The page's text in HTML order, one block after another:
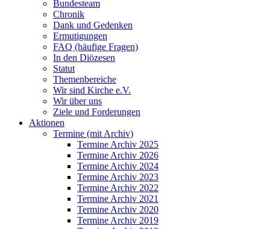
Bundesteam
Chronik
Dank und Gedenken
Ermutigungen
FAQ (häufige Fragen)
In den Diözesen
Statut
Themenbereiche
Wir sind Kirche e.V.
Wir über uns
Ziele und Forderungen
Aktionen
Termine (mit Archiv)
Termine Archiv 2025
Termine Archiv 2026
Termine Archiv 2024
Termine Archiv 2023
Termine Archiv 2022
Termine Archiv 2021
Termine Archiv 2020
Termine Archiv 2019